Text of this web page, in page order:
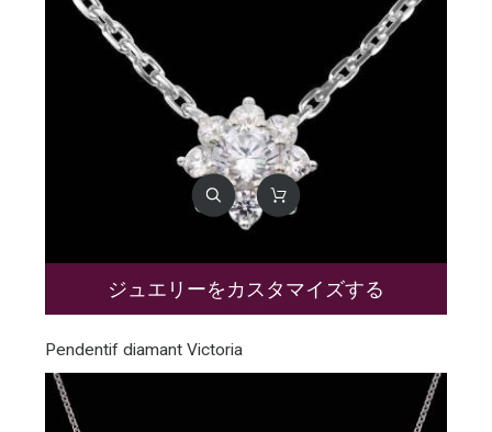
ジュエリーをカスタマイズする
Pendentif diamant Victoria